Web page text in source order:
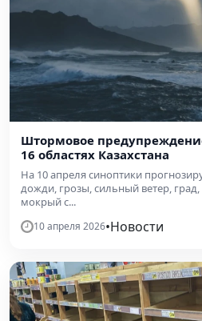
Штормовое
16 областях Казахстана
На 10 апреля синоптики
дожди, грозы, сильный ветер,
мокрый с...
10 апреля 2026•Новости